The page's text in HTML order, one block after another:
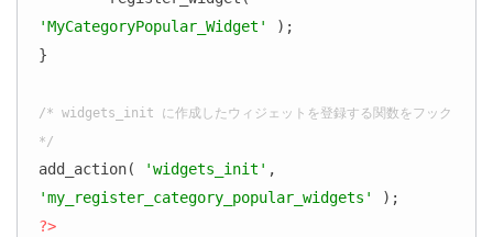
'MyCategoryPopular_Widget'
);
}
/* widgets_init に作成したウィジェットを登録する関数をフック
*/
add_action( 'widgets_init'
'my_register_category_popular_widgets'
?>